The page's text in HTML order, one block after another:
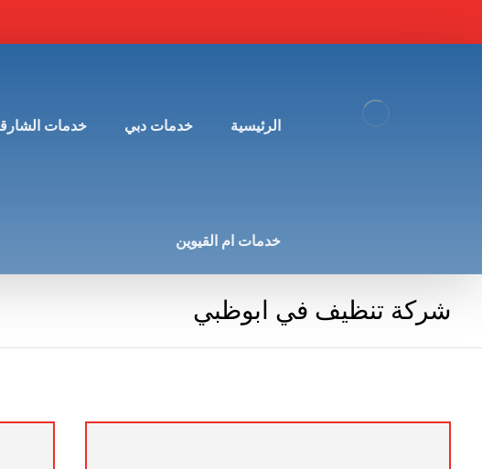
الرئيسية خدمات دبي خدمات
خدمات ام القيوين
شركة تنظيف في ابوظبي